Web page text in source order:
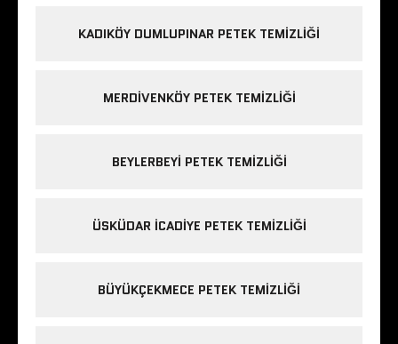
KADIKÖY DUMLUPINAR PETEK TEMIZLIĞI
MERDIVENKÖY PETEK TEMIZLIĞI
BEYLERBEYI PETEK TEMIZLIĞI
ÜSKÜDAR ICADIYE PETEK TEMIZLIĞI
BÜYÜKÇEKMECE PETEK TEMIZLIĞI